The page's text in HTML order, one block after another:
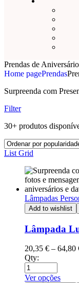
Prendas de
Home pagePrendas
Surpreenda com
Filter
30+ produtos
List Grid
Lâmpadas
Add to wishlist
Lâmpada
20,35 € – 64,80
Qty:
Ver opções